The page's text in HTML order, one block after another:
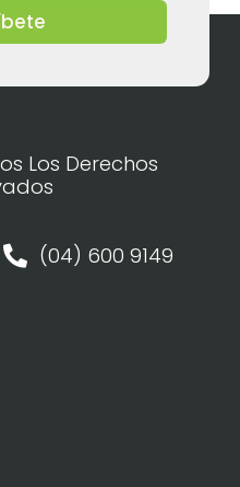
Los Derechos
(04) 600 9149